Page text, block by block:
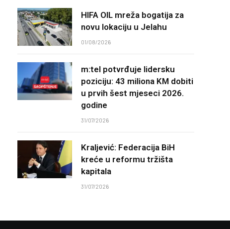
HIFA OIL mreža bogatija za
novu lokaciju u Jelahu
01/08/2026
m:tel potvrđuje lidersku
poziciju: 43 miliona KM dobiti
u prvih šest mjeseci 2026.
godine
31/07/2026
Kraljević: Federacija BiH
kreće u reformu tržišta
kapitala
31/07/2026